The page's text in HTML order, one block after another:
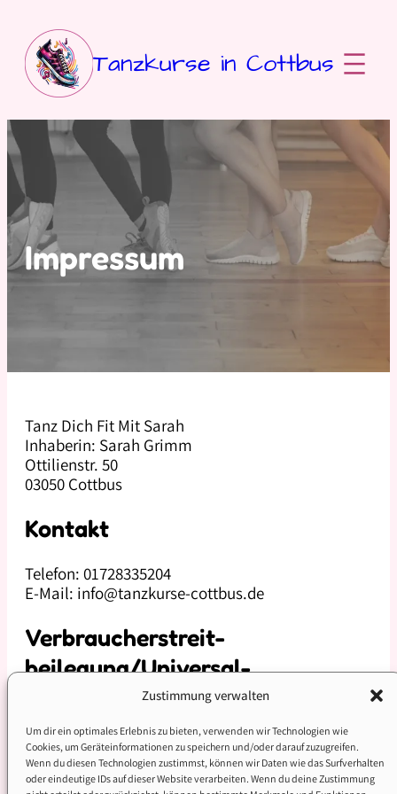
Zustimmung verwalten
Um dir ein optimales Erlebnis zu bieten, verwenden wir Technologien wie
Cookies, um Geräteinformationen zu speichern und/oder darauf zuzugreifen.
Wenn du diesen Technologien zustimmst, können wir Daten wie das Surfverhalten
oder eindeutige IDs auf dieser Website verarbeiten. Wenn du deine Zustimmung
Inhalt
springen
Tanzkurse in Cottbus
Impressum
Tanz Dich Fit Mit Sarah
Inhaberin: Sarah Grimm
Ottilienstr. 50
03050 Cottbus
Kontakt
Telefon: 01728335204
E-Mail: info@tanzkurse-cottbus.de
Verbraucher­streit­
beilegung/Universal­
schlichtungs­stelle
Wir sind nicht bereit oder verpflichtet, an
Streitbeilegungsverfahren vor einer
Verbraucherschlichtungsstelle teilzunehmen.